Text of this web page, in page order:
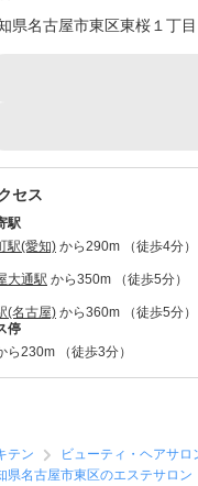
県名古屋市東区東桜１丁
セス
駅
駅(愛知) から290m （徒歩4分）
大通駅 から350m （徒歩5分）
(名古屋) から360m （徒歩5分）
停
ら230m （徒歩3分）
テン ビューティ・ヘアサロ
県名古屋市東区のエステサロン